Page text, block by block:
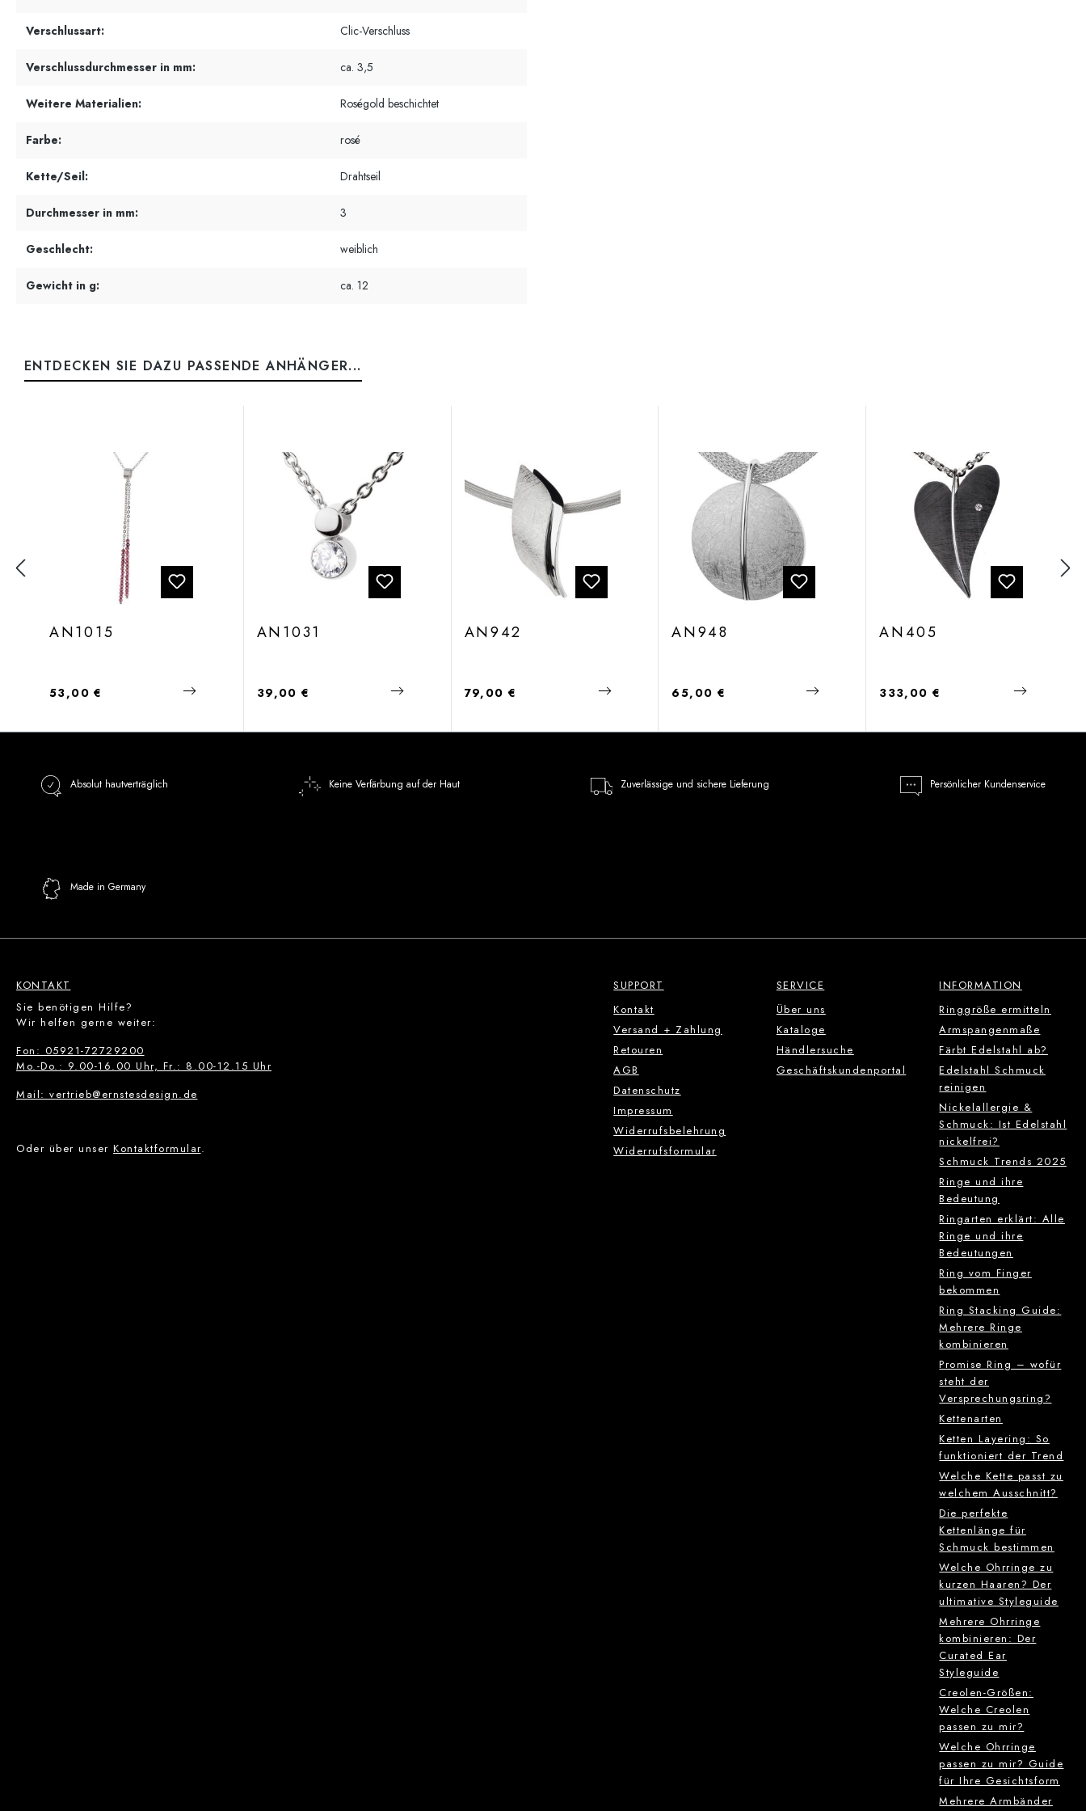
Verschlussart: Clic-Verschluss
Verschlussdurchmesser in mm: ca. 3,5
Weitere Materialien: Roségold beschichtet
Farbe: rosé
Kette/Seil: Drahtseil
Durchmesser in mm: 3
Geschlecht: weiblich
Gewicht in g: ca. 12
ENTDECKEN SIE DAZU PASSENDE ANHÄNGER...
AN1015
Regulärer Preis:
53,00 €
AN1031
Regulärer Preis:
39,00 €
AN942
Regulärer Preis:
79,00 €
AN948
Regulärer Preis:
65,00 €
AN405
Regulärer Preis:
333,00 €
Absolut hautverträglich Keine Verfärbung auf der Haut Zuverlässige und sichere Lieferung Persönlicher Kundenservice
Made in Germany
KONTAKT
Sie benötigen Hilfe?
Wir helfen gerne weiter:
Fon: 05921-72729200
Mo.-Do.: 9.00-16.00 Uhr, Fr.: 8.00-12.15 Uhr
Mail: vertrieb@ernstesdesign.de
Oder über unser Kontaktformular.
SUPPORT
Kontakt
Versand + Zahlung
Retouren
AGB
Datenschutz
Impressum
Widerrufsbelehrung
Widerrufsformular
SERVICE
Über uns
Kataloge
Händlersuche
Geschäftskundenportal
INFORMATION
Ringgröße ermitteln
Armspangenmaße
Färbt Edelstahl ab?
Edelstahl Schmuck
reinigen
Nickelallergie &
Schmuck: Ist Edelstahl
nickelfrei?
Schmuck Trends 2025
Ringe und ihre
Bedeutung
Ringarten erklärt: Alle
Ringe und ihre
Bedeutungen
Ring vom Finger
bekommen
Ring Stacking Guide:
Mehrere Ringe
kombinieren
Promise Ring – wofür
steht der
Versprechungsring?
Kettenarten
Ketten Layering: So
funktioniert der Trend
Welche Kette passt zu
welchem Ausschnitt?
Die perfekte
Kettenlänge für
Schmuck bestimmen
Welche Ohrringe zu
kurzen Haaren? Der
ultimative Styleguide
Mehrere Ohrringe
kombinieren: Der
Curated Ear
Styleguide
Creolen-Größen:
Welche Creolen
passen zu mir?
Welche Ohrringe
passen zu mir? Guide
für Ihre Gesichtsform
Mehrere Armbänder